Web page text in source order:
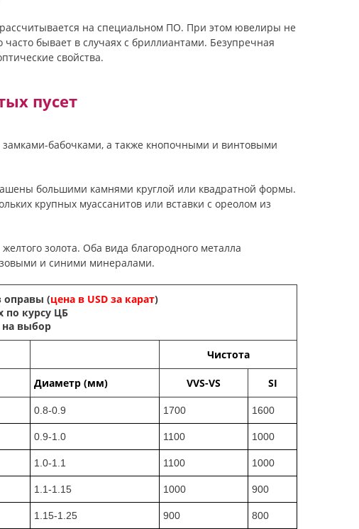
на специальном ПО. При этом ювелиры не
бывает в случаях с бриллиантами. Безупречная
свойства.
пусет
замками-бабочками, а также кнопочными и винтовыми
большими камнями круглой или квадратной формы.
крупных муассанитов или вставки с ореолом из
золота. Оба вида благородного металла
и синими минералами.
оправы (цена в USD за карат)
по курсу ЦБ
выбор
Чистота
Диаметр (мм) VVS-VS SI
0.8-0.9 1700 1600
0.9-1.0 1100 1000
1.0-1.1 1100 1000
1.1-1.15 1000 900
1.15-1.25 900 800